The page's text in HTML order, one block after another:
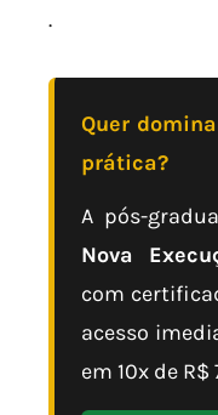
.
Quer
prática?
A pós-
Nova
com
acesso
em 10x de R$